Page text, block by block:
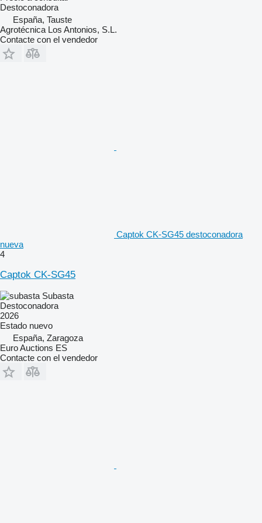
Destoconadora
España, Tauste
Agrotécnica Los Antonios, S.L.
Contacte con el vendedor
Captok CK-SG45 destoconadora
nueva
4
Captok CK-SG45
Subasta
Destoconadora
2026
Estado nuevo
España, Zaragoza
Euro Auctions ES
Contacte con el vendedor